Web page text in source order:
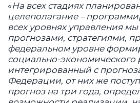
«На всех стадиях
целеполагание –
всех уровнях управления
прогнозами, стратегиями,
федеральном уровне
социально-экономического
интегрированный с
Федерации, от них же
прогноз на три года,